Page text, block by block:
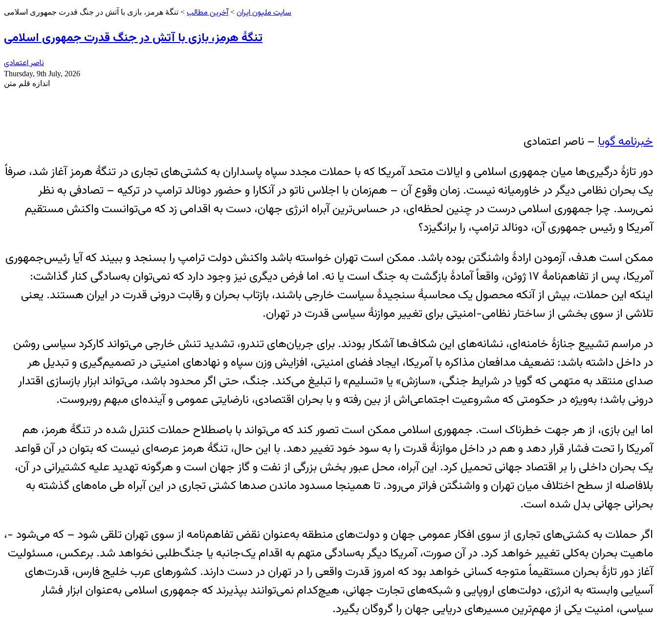
سایت ملیون ایران >آخرین مطالب > تنگهٔ هرمز، بازی با آتش در جنگ قدرت جمهوری اسلامی
تنگهٔ هرمز، بازی با آتش در جنگ قدرت جمهوری اسلامی
ناصر اعتمادی
Thursday, 9th July, 2026
اندازه قلم متن
خبرنامه گویا – ناصر اعتمادی
دور تازهٔ درگیری‌ها میان جمهوری اسلامی و ایالات متحد آمریکا که با حملات مجدد سپاه پاسداران به کشتی‌های تجاری در تنگهٔ هرمز آغاز شد، صرفاً
یک بحران نظامی دیگر در خاورمیانه نیست. زمان وقوع آن – هم‌زمان با اجلاس ناتو در آنکارا و حضور دونالد ترامپ در ترکیه – تصادفی به نظر
نمی‌رسد. چرا جمهوری اسلامی درست در چنین لحظه‌ای، در حساس‌ترین آبراه انرژی جهان، دست به اقدامی زد که می‌توانست واکنش مستقیم
آمریکا و رئیس جمهوری آن، دونالد ترامپ، را برانگیزد؟
ممکن است هدف، آزمودن ارادهٔ واشنگتن بوده باشد. ممکن است تهران خواسته باشد واکنش دولت ترامپ را بسنجد و ببیند که آیا رئیس‌جمهوری
آمریکا، پس از تفاهم‌نامهٔ ۱۷ ژوئن، واقعاً آمادهٔ بازگشت به جنگ است یا نه. اما فرض دیگری نیز وجود دارد که نمی‌توان به‌سادگی کنار گذاشت:
اینکه این حملات، بیش از آنکه محصول یک محاسبهٔ سنجیدهٔ سیاست خارجی باشند، بازتاب بحران و رقابت درونی قدرت در ایران هستند. یعنی
تلاشی از سوی بخشی از ساختار نظامی-امنیتی برای تغییر موازنهٔ سیاسی قدرت در تهران.
در مراسم تشییع جنازۀ خامنه‌ای، نشانه‌های این شکاف‌ها آشکار بودند. برای جریان‌های تندرو، تشدید تنش خارجی می‌تواند کارکرد سیاسی روشن
در داخل داشته باشد: تضعیف مدافعان مذاکره با آمریکا، ایجاد فضای امنیتی، افزایش وزن سپاه و نهادهای امنیتی در تصمیم‌گیری و تبدیل هر
صدای منتقد به متهمی که گویا در شرایط جنگی، «سازش» یا «تسلیم» را تبلیغ می‌کند. جنگ، حتی اگر محدود باشد، می‌تواند ابزار بازسازی اقتدار
درونی باشد؛ به‌ویژه در حکومتی که مشروعیت اجتماعی‌اش از بین رفته و با بحران اقتصادی، نارضایتی عمومی و آینده‌ای مبهم روبروست.
اما این بازی، از هر جهت خطرناک است. جمهوری اسلامی ممکن است تصور کند که می‌تواند با باصطلاح حملات کنترل شده در تنگهٔ هرمز، هم
آمریکا را تحت فشار قرار دهد و هم در داخل موازنهٔ قدرت را به سود خود تغییر دهد. با این حال، تنگهٔ هرمز عرصه‌ای نیست که بتوان در آن قواعد
یک بحران داخلی را بر اقتصاد جهانی تحمیل کرد. این آبراه، محل عبور بخش بزرگی از نفت و گاز جهان است و هرگونه تهدید علیه کشتیرانی در آن،
بلافاصله از سطح اختلاف میان تهران و واشنگتن فراتر می‌رود. تا همینجا مسدود ماندن صدها کشتی تجاری در این آبراه طی ماه‌های گذشته به
بحرانی جهانی بدل شده است.
اگر حملات به کشتی‌های تجاری از سوی افکار عمومی جهان و دولت‌های منطقه به‌عنوان نقض تفاهم‌نامه از سوی تهران تلقی شود – که می‌شود -،
ماهیت بحران به‌کلی تغییر خواهد کرد. در آن صورت، آمریکا دیگر به‌سادگی متهم به اقدام یک‌جانبه یا جنگ‌طلبی نخواهد شد. برعکس، مسئولیت
آغاز دور تازهٔ بحران مستقیماً متوجه کسانی خواهد بود که امروز قدرت واقعی را در تهران در دست دارند. کشورهای عرب خلیج فارس، قدرت‌های
آسیایی وابسته به انرژی، دولت‌های اروپایی و شبکه‌های تجارت جهانی، هیچ‌کدام نمی‌توانند بپذیرند که جمهوری اسلامی به‌عنوان ابزار فشار
سیاسی، امنیت یکی از مهم‌ترین مسیرهای دریایی جهان را گروگان بگیرد.